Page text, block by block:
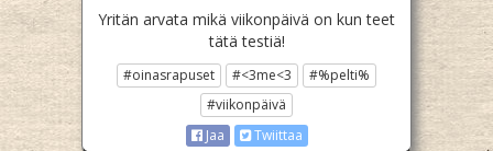
Yritän arvata mikä viikonpäivä on kun teet
tätä testiä!
#oinasrapuset #<3me<3
#%pelti%
#viikonpäivä
Jaa
Twiittaa